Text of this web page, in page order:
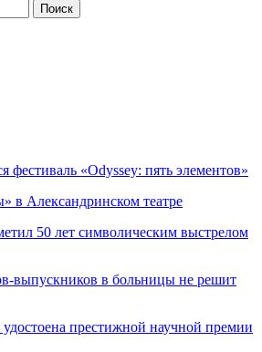
фестиваль «Odyssey: пять элементов»
в Александринском театре
50 лет символическим выстрелом
выпускников в больницы не решит
удостоена престижной научной премии